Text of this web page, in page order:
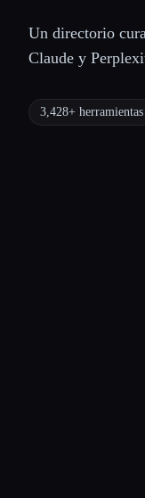
Un directorio
Claude y
tools
3,428+ herramientas